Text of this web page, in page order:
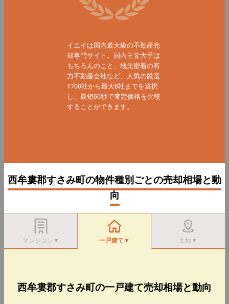
イエイは国内最大級の不動産売
却専門サイト。国内主要大手は
もちろんのこと、地元密着の有
力不動産会社など、人気の厳選
1700社から最大6社までを選択
し、最短60秒で査定価格を比較
することができます。
西牟婁郡すさみ町の物件種別ごとの売却相場と動
向
マンション▼ 一戸建て▼ 土地▼
西牟婁郡すさみ町の一戸建て売却相場と動向